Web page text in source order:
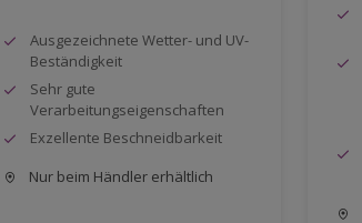
Ausgezeichnete Wetter- und UV-
Beständigkeit
Sehr gute
Verarbeitungseigenschaften
Exzellente Beschneidbarkeit
Nur beim Händler erhältlich